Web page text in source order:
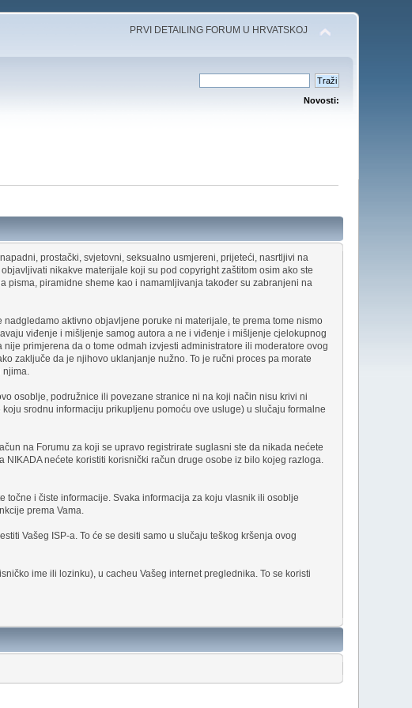
PRVI DETAILING FORUM U HRVATSKOJ
Novosti:
prostački, svjetovni, seksualno usmjereni, prijeteći, nasrtljivi na
nikakve materijale koji su pod copyright zaštitom osim ako ste
pisma, piramidne sheme kao i namamljivanja također su zabranjeni na
aktivno objavljene poruke ni materijale, te prema tome nismo
viđenje i mišljenje samog autora a ne i viđenje i mišljenje cjelokupnog
primjerena da o tome odmah izvjesti administratore ili moderatore ovog
zaključe da je njihovo uklanjanje nužno. To je ručni proces pa morate
osoblje, podružnice ili povezane stranice ni na koji način nisu krivi ni
srodnu informaciju prikupljenu pomoću ove usluge) u slučaju formalne
na Forumu za koji se upravo registrirate suglasni ste da nikada nećete
nećete koristiti korisnički račun druge osobe iz bilo kojeg razloga.
točne i čiste informacije. Svaka informacija za koju vlasnik ili osoblje
prema Vama.
Vašeg ISP-a. To će se desiti samo u slučaju teškog kršenja ovog
ime ili lozinku), u cacheu Vašeg internet preglednika. To se koristi